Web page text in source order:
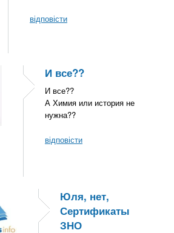
відповісти
И все??
И все??
А Химия или история не
нужна??
відповісти
Юля, нет,
Сертификаты
ЗНО